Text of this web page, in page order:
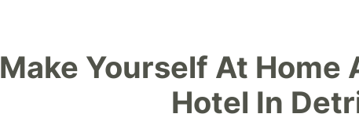
Make Yourself At Home
Hotel In